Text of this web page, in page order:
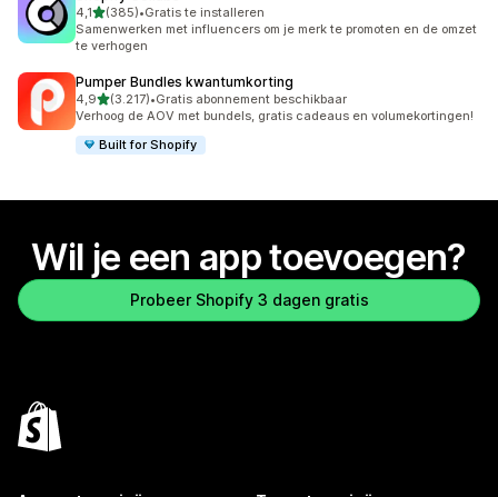
4,1van 5 sterren
(385)
385 recensies in totaal
•Gratis te installeren
Samenwerken met influencers om je merk te promoten en de omzet
te verhogen
Pumper Bundles kwantumkorting
4,9van 5 sterren
(3.217)
3217 recensies in totaal
•Gratis abonnement beschikbaar
Verhoog de AOV met bundels, gratis cadeaus en volumekortingen!
Built for Shopify
Wil je een app toevoegen?
Probeer Shopify 3 dagen gratis